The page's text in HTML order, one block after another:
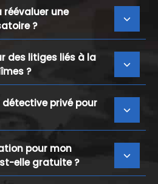
réévaluer une
?
des litiges liés à la
?
détective privé pour
pour mon
elle gratuite ?